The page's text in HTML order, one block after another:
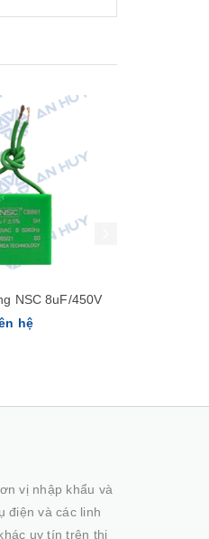
Xem nhanh
NSC 8uF/450V
hệ
vị nhập khẩu và
điện và các linh
uy tín trên thị